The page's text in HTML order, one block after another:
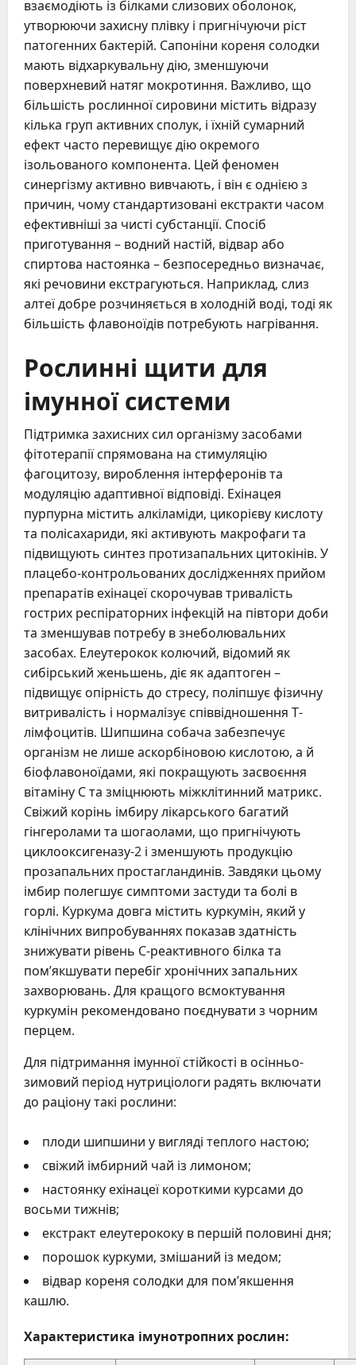
взаємодіють із білками слизових оболонок,
утворюючи захисну плівку і пригнічуючи ріст
патогенних бактерій. Сапоніни кореня солодки
мають відхаркувальну дію, зменшуючи
поверхневий натяг мокротиння. Важливо, що
більшість рослинної сировини містить відразу
кілька груп активних сполук, і їхній сумарний
ефект часто перевищує дію окремого
ізольованого компонента. Цей феномен
синергізму активно вивчають, і він є однією з
причин, чому стандартизовані екстракти часом
ефективніші за чисті субстанції. Спосіб
приготування – водний настій, відвар або
спиртова настоянка – безпосередньо визначає,
які речовини екстрагуються. Наприклад, слиз
алтеї добре розчиняється в холодній воді, тоді як
більшість флавоноїдів потребують нагрівання.
Рослинні щити для
імунної системи
Підтримка захисних сил організму засобами
фітотерапії спрямована на стимуляцію
фагоцитозу, вироблення інтерферонів та
модуляцію адаптивної відповіді. Ехінацея
пурпурна містить алкіламіди, цикорієву кислоту
та полісахариди, які активують макрофаги та
підвищують синтез протизапальних цитокінів. У
плацебо-контрольованих дослідженнях прийом
препаратів ехінацеї скорочував тривалість
гострих респіраторних інфекцій на півтори доби
та зменшував потребу в знеболювальних
засобах. Елеутерокок колючий, відомий як
сибірський женьшень, діє як адаптоген –
підвищує опірність до стресу, поліпшує фізичну
витривалість і нормалізує співвідношення Т-
лімфоцитів. Шипшина собача забезпечує
організм не лише аскорбіновою кислотою, а й
біофлавоноїдами, які покращують засвоєння
вітаміну С та зміцнюють міжклітинний матрикс.
Свіжий корінь імбиру лікарського багатий
гінгеролами та шогаолами, що пригнічують
циклооксигеназу-2 і зменшують продукцію
прозапальних простагландинів. Завдяки цьому
імбир полегшує симптоми застуди та болі в
горлі. Куркума довга містить куркумін, який у
клінічних випробуваннях показав здатність
знижувати рівень С-реактивного білка та
пом’якшувати перебіг хронічних запальних
захворювань. Для кращого всмоктування
куркумін рекомендовано поєднувати з чорним
перцем.
Для підтримання імунної стійкості в осінньо-
зимовий період нутриціологи радять включати
до раціону такі рослини:
плоди шипшини у вигляді теплого настою;
свіжий імбирний чай із лимоном;
настоянку ехінацеї короткими курсами до
восьми тижнів;
екстракт елеутерококу в першій половині дня;
порошок куркуми, змішаний із медом;
відвар кореня солодки для пом’якшення
кашлю.
Характеристика імунотропних рослин: